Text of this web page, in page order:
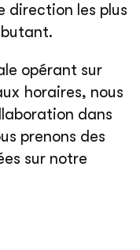
direction les plus
opérant sur
horaires, nous
dans
prenons des
sur notre